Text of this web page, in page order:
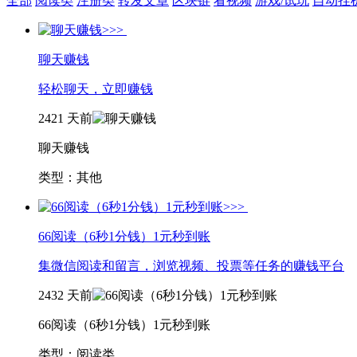
聊天赚钱
轻松聊天，立即赚钱
2421 天前
聊天赚钱
类型：其他
66阅读（6秒1分钱）1元秒到账
集微信阅读和留言，浏览视频、投票等任务的赚钱平台
2432 天前
66阅读（6秒1分钱）1元秒到账
类型：阅读类